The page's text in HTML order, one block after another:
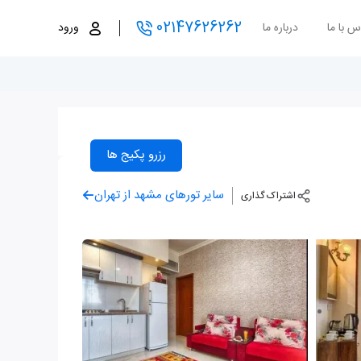
با ما درباره ما 02147626262 ورود
رزرو پکیج ها
اشتراک گذاری سایر تورهای مشهد از تهران